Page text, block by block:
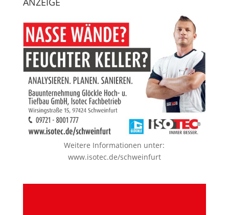
Weitere Informationen unter:
www.isotec.de/schweinfurt